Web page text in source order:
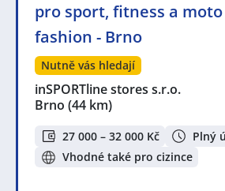
pro sport, fitness a moto
fashion - Brno
Nutně vás hledají
inSPORTline stores s.r.o.
Brno (44 km)
27 000 – 32 000 Kč
Plný
Vhodné také pro cizince